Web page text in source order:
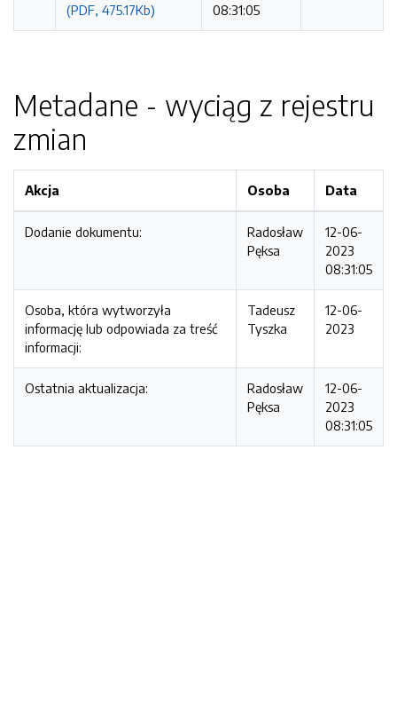
(PDF, 475.17Kb)
08:31:05
Metadane - wyciąg z rejestru
zmian
Akcja Osoba Data
Dodanie dokumentu:
Radosław
Pęksa
12-06-
2023
08:31:05
Osoba, która wytworzyła
informację lub odpowiada za treść
informacji:
Tadeusz
Tyszka
12-06-
2023
Ostatnia aktualizacja:
Radosław
Pęksa
12-06-
2023
08:31:05